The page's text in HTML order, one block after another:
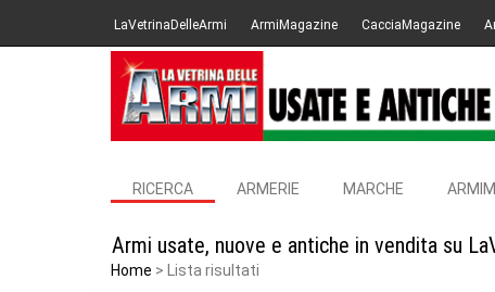
LaVetrinaDelleArmi ArmiMagazine CacciaMagazine
RICERCA ARMERIE MARCHE
Armi usate, nuove e antiche in vendita su
Home Lista risultati